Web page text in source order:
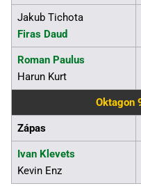
Jakub Tichota
Firas Daud
Roman Paulus
Harun Kurt
Oktagon
Zápas
Ivan Klevets
Kevin Enz